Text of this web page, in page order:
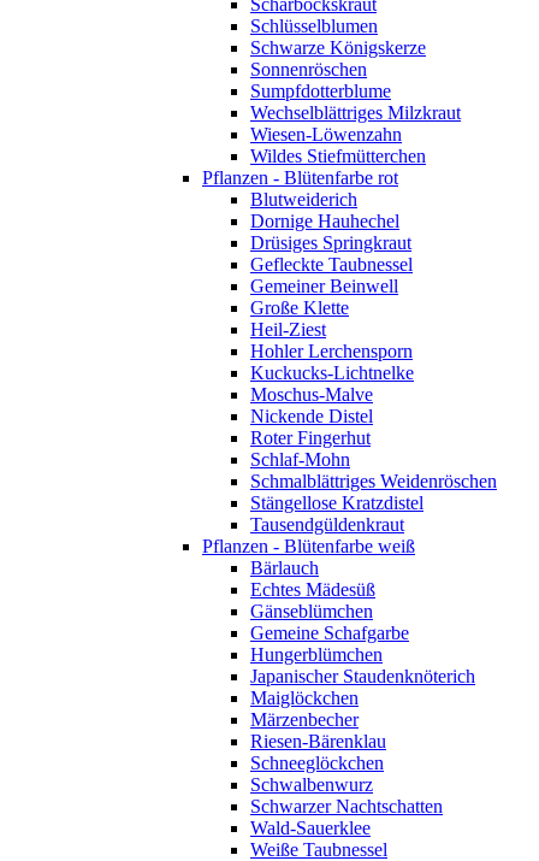
Scharbockskraut
Schlüsselblumen
Schwarze Königskerze
Sonnenröschen
Sumpfdotterblume
Wechselblättriges Milzkraut
Wiesen-Löwenzahn
Wildes Stiefmütterchen
Pflanzen - Blütenfarbe rot
Blutweiderich
Dornige Hauhechel
Drüsiges Springkraut
Gefleckte Taubnessel
Gemeiner Beinwell
Große Klette
Heil-Ziest
Hohler Lerchensporn
Kuckucks-Lichtnelke
Moschus-Malve
Nickende Distel
Roter Fingerhut
Schlaf-Mohn
Schmalblättriges Weidenröschen
Stängellose Kratzdistel
Tausendgüldenkraut
Pflanzen - Blütenfarbe weiß
Bärlauch
Echtes Mädesüß
Gänseblümchen
Gemeine Schafgarbe
Hungerblümchen
Japanischer Staudenknöterich
Maiglöckchen
Märzenbecher
Riesen-Bärenklau
Schneeglöckchen
Schwalbenwurz
Schwarzer Nachtschatten
Wald-Sauerklee
Weiße Taubnessel